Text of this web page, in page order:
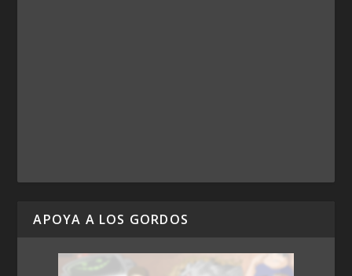
APOYA A LOS GORDOS